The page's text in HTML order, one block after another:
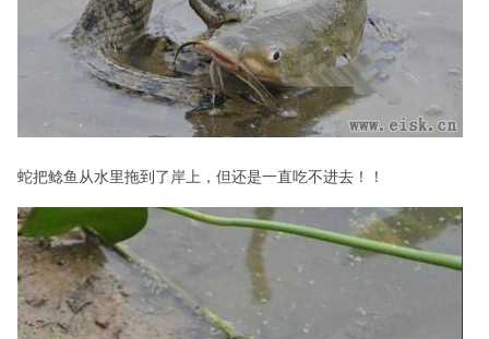
蛇把鲶鱼从水里拖到了岸上，但还是一直吃不进去！！